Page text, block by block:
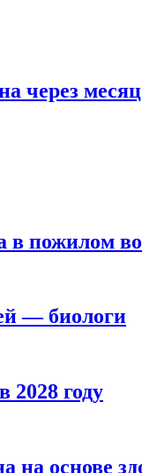
через месяц
в пожилом
— биологи
2028 году
на основе